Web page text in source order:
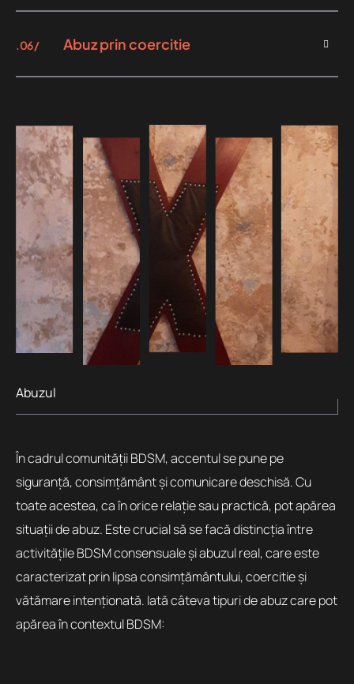
.06 / Abuz prin coercitie
Abuzul
În cadrul comunității BDSM, accentul se pune pe
siguranță, consimțământ și comunicare deschisă. Cu
toate acestea, ca în orice relație sau practică, pot apărea
situații de abuz. Este crucial să se facă distincția între
activitățile BDSM consensuale și abuzul real, care este
caracterizat prin lipsa consimțământului, coercitie și
vătămare intenționată. Iată câteva tipuri de abuz care pot
apărea în contextul BDSM: